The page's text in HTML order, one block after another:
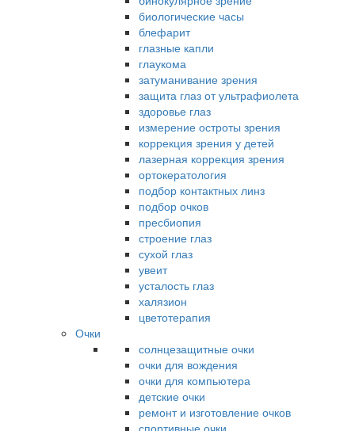
биологические часы
блефарит
глазные капли
глаукома
затуманивание зрения
защита глаз от ультрафиолета
здоровье глаз
измерение остроты зрения
коррекция зрения у детей
лазерная коррекция зрения
ортокератология
подбор контактных линз
подбор очков
пресбиопия
строение глаз
сухой глаз
увеит
усталость глаз
халязион
цветотерапия
Очки
солнцезащитные очки
очки для вождения
очки для компьютера
детские очки
ремонт и изготовление очков